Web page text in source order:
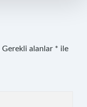
Gerekli alanlar * ile